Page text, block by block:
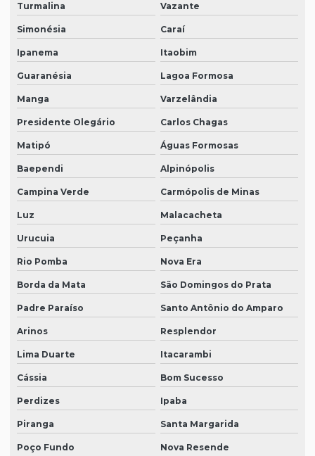
Turmalina Vazante
Simonésia Caraí
Ipanema Itaobim
Guaranésia Lagoa Formosa
Manga Varzelândia
Presidente Olegário Carlos Chagas
Matipó Águas Formosas
Baependi Alpinópolis
Campina Verde Carmópolis de Minas
Luz Malacacheta
Urucuia Peçanha
Rio Pomba Nova Era
Borda da Mata São Domingos do Prata
Padre Paraíso Santo Antônio do Amparo
Arinos Resplendor
Lima Duarte Itacarambi
Cássia Bom Sucesso
Perdizes Ipaba
Piranga Santa Margarida
Poço Fundo Nova Resende